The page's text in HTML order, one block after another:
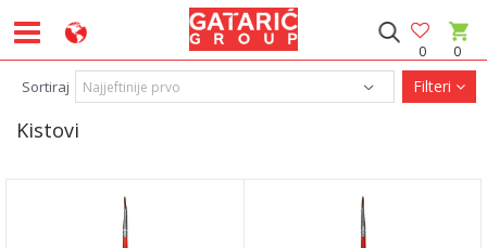
0
0
Kistovi
Sortiraj Filteri